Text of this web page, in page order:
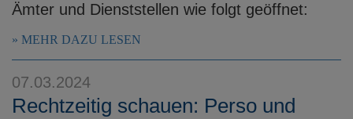
Ämter und Dienststellen wie folgt geöffnet:
MEHR DAZU LESEN
07.03.2024
Rechtzeitig schauen: Perso und